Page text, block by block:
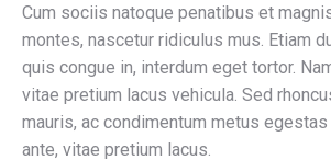
Cum sociis natoque penatibus et
montes, nascetur ridiculus mus. Etiam
quis congue in, interdum eget tortor.
vitae pretium lacus vehicula. Sed
mauris, ac condimentum metus egestas
ante, vitae pretium lacus.